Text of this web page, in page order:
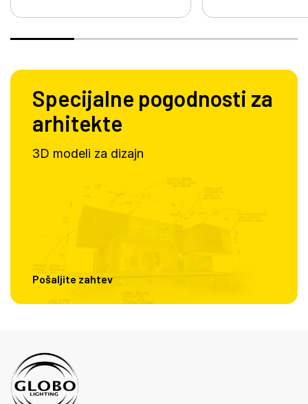
Specijalne pogodnosti za
arhitekte
3D modeli za dizajn
Pošaljite zahtev